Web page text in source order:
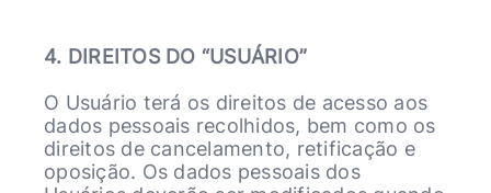
4. DIREITOS DO “USUÁRIO”
O Usuário terá os direitos de acesso aos
dados pessoais recolhidos, bem como os
direitos de cancelamento, retificação e
oposição. Os dados pessoais dos